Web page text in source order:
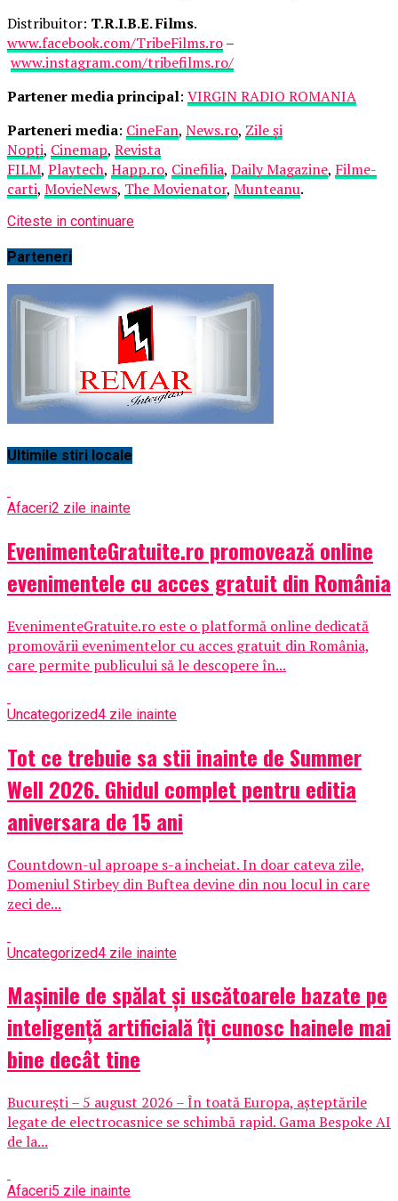
Distribuitor: T.R.I.B.E. Films.
www.facebook.com/TribeFilms.ro–
www.instagram.com/tribefilms.ro/
Partener media principal: VIRGIN RADIO ROMANIA
Parteneri media: CineFan, News.ro, Zile și
Nopți, Cinemap, Revista
FILM, Playtech, Happ.ro, Cinefilia, Daily Magazine, Filme-
carti, MovieNews, The Movienator, Munteanu.
Citeste in continuare
Parteneri
Ultimile stiri locale
Afaceri2 zile inainte
EvenimenteGratuite.ro promovează online
evenimentele cu acces gratuit din România
EvenimenteGratuite.ro este o platformă online dedicată
promovării evenimentelor cu acces gratuit din România,
care permite publicului să le descopere în...
Uncategorized4 zile inainte
Tot ce trebuie sa stii inainte de Summer
Well 2026. Ghidul complet pentru editia
aniversara de 15 ani
Countdown-ul aproape s-a incheiat. In doar cateva zile,
Domeniul Stirbey din Buftea devine din nou locul in care
zeci de...
Uncategorized4 zile inainte
Mașinile de spălat și uscătoarele bazate pe
inteligență artificială îți cunosc hainele mai
bine decât tine
București – 5 august 2026 – În toată Europa, așteptările
legate de electrocasnice se schimbă rapid. Gama Bespoke AI
de la...
Afaceri5 zile inainte